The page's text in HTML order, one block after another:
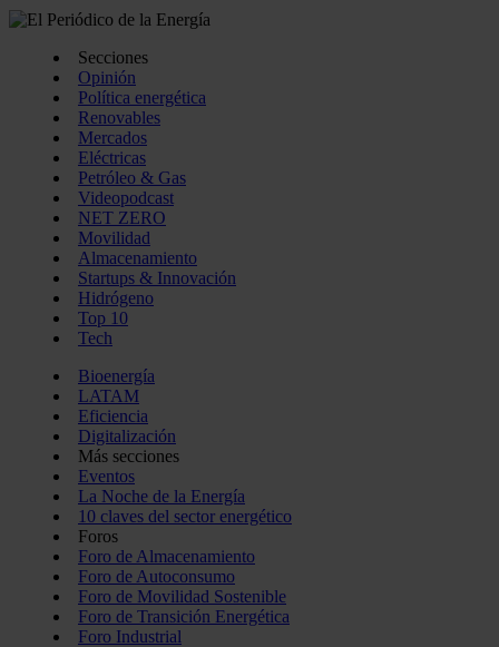
Secciones
Opinión
Política energética
Renovables
Mercados
Eléctricas
Petróleo & Gas
Videopodcast
NET ZERO
Movilidad
Almacenamiento
Startups & Innovación
Hidrógeno
Top 10
Tech
Bioenergía
LATAM
Eficiencia
Digitalización
Más secciones
Eventos
La Noche de la Energía
10 claves del sector energético
Foros
Foro de Almacenamiento
Foro de Autoconsumo
Foro de Movilidad Sostenible
Foro de Transición Energética
Foro Industrial